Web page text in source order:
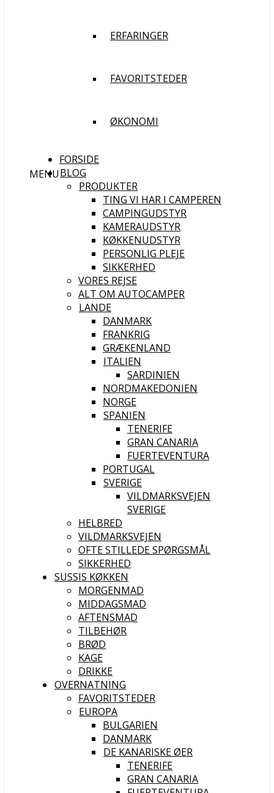
ERFARINGER
FAVORITSTEDER
ØKONOMI
MENU
FORSIDE
BLOG
PRODUKTER
TING VI HAR I CAMPEREN
CAMPINGUDSTYR
KAMERAUDSTYR
KØKKENUDSTYR
PERSONLIG PLEJE
SIKKERHED
VORES REJSE
ALT OM AUTOCAMPER
LANDE
DANMARK
FRANKRIG
GRÆKENLAND
ITALIEN
SARDINIEN
NORDMAKEDONIEN
NORGE
SPANIEN
TENERIFE
GRAN CANARIA
FUERTEVENTURA
PORTUGAL
SVERIGE
VILDMARKSVEJEN
SVERIGE
HELBRED
VILDMARKSVEJEN
OFTE STILLEDE SPØRGSMÅL
SIKKERHED
SUSSIS KØKKEN
MORGENMAD
MIDDAGSMAD
AFTENSMAD
TILBEHØR
BRØD
KAGE
DRIKKE
OVERNATNING
FAVORITSTEDER
EUROPA
BULGARIEN
DANMARK
DE KANARISKE ØER
TENERIFE
GRAN CANARIA